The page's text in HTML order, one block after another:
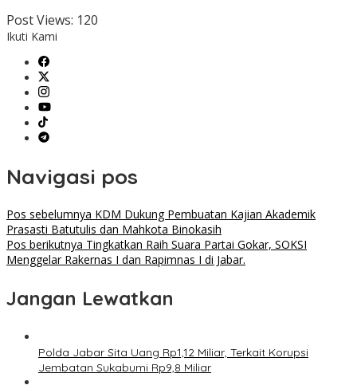
Post Views: 120
Ikuti Kami
Navigasi pos
Pos sebelumnya KDM Dukung Pembuatan Kajian Akademik
Prasasti Batutulis dan Mahkota Binokasih
Pos berikutnya Tingkatkan Raih Suara Partai Gokar, SOKSI
Menggelar Rakernas I dan Rapimnas I di Jabar.
Jangan Lewatkan
Polda Jabar Sita Uang Rp1,12 Miliar, Terkait Korupsi
Jembatan Sukabumi Rp9,8 Miliar